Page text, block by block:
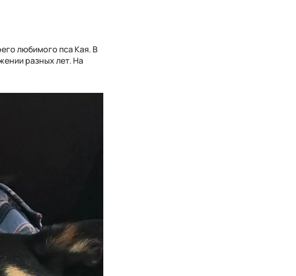
любимого пса Кая. В
разных лет. На